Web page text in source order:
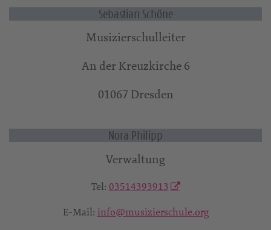
Sebastian Schöne
Musizierschulleiter
An der Kreuzkirche 6
01067 Dresden
Nora Philipp
Verwaltung
Tel: 03514393913
E-Mail: info@musizierschule.org